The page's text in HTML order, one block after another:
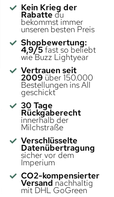
Kein Krieg der
Rabatte du
bekommst immer
unseren besten Preis
Shopbewertung:
4,9/5fast so beliebt
wie Buzz Lightyear
Vertrauen seit
2009 über 150.000
Bestellungen ins All
geschickt
30 Tage
Rückgaberecht
innerhalb der
Milchstraße
Verschlüsselte
Datenübertragung
sicher vor dem
Imperium
CO2-kompensierter
Versand nachhaltig
mit DHL GoGreen